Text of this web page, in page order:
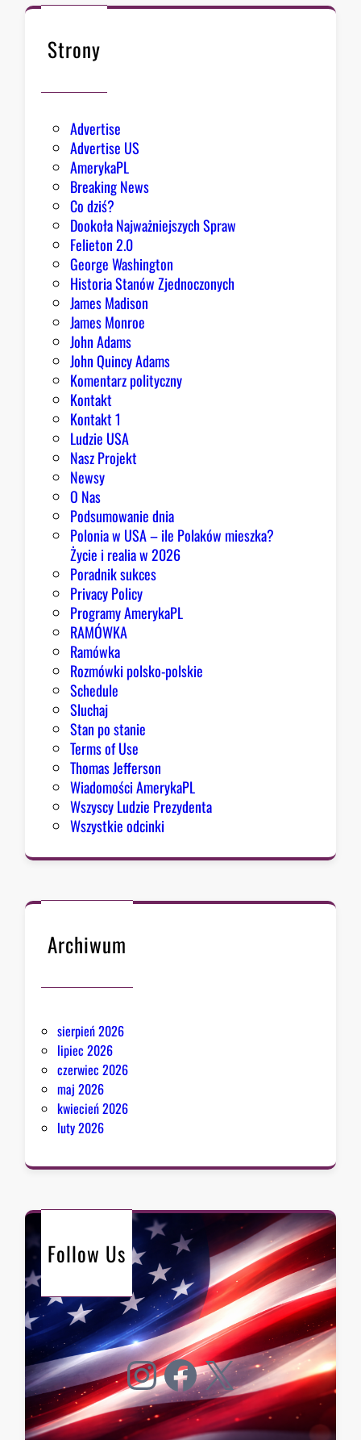
s
Strony
Advertise
Advertise US
AmerykaPL
Breaking News
Co dziś?
Dookoła Najważniejszych Spraw
Felieton 2.0
George Washington
Historia Stanów Zjednoczonych
James Madison
James Monroe
John Adams
John Quincy Adams
Komentarz polityczny
Kontakt
Kontakt 1
Ludzie USA
Nasz Projekt
Newsy
O Nas
Podsumowanie dnia
Polonia w USA – ile Polaków mieszka?
Życie i realia w 2026
Poradnik sukces
Privacy Policy
Programy AmerykaPL
RAMÓWKA
Ramówka
Rozmówki polsko-polskie
Schedule
Sluchaj
Stan po stanie
Terms of Use
Thomas Jefferson
Wiadomości AmerykaPL
Wszyscy Ludzie Prezydenta
Wszystkie odcinki
Archiwum
sierpień 2026
lipiec 2026
czerwiec 2026
maj 2026
kwiecień 2026
luty 2026
Follow Us
Instagram Facebook X